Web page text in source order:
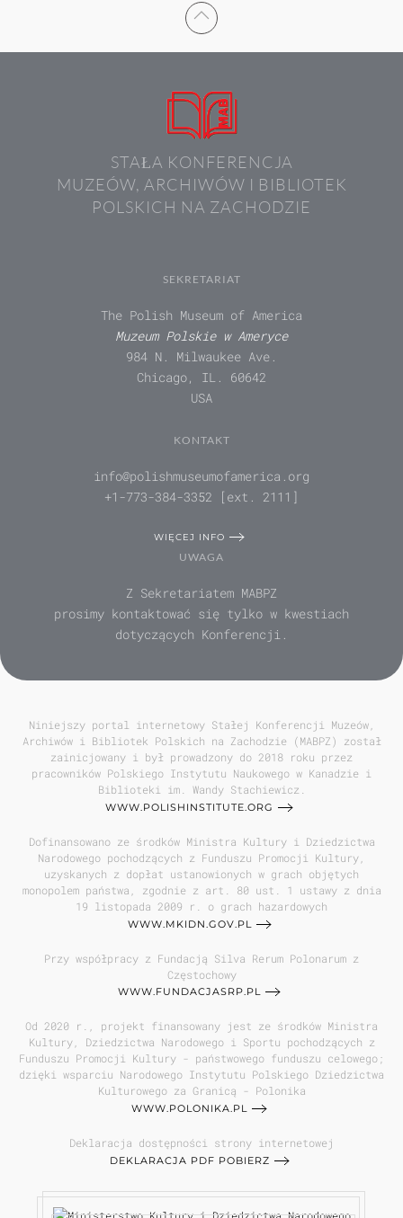
STAŁA KONFERENCJA
MUZEÓW, ARCHIWÓW I BIBLIOTEK
POLSKICH NA ZACHODZIE
SEKRETARIAT
The Polish Museum of America
Muzeum Polskie w Ameryce
984 N. Milwaukee Ave.
Chicago, IL. 60642
USA
KONTAKT
info@polishmuseumofamerica.org
+1-773-384-3352 [ext. 2111]
WIĘCEJ INFO
UWAGA
Z Sekretariatem MABPZ
prosimy kontaktować się tylko w kwestiach
dotyczących Konferencji.
Niniejszy portal internetowy Stałej Konferencji Muzeów,
Archiwów i Bibliotek Polskich na Zachodzie (MABPZ) został
zainicjowany i był prowadzony do 2018 roku przez
pracowników Polskiego Instytutu Naukowego w Kanadzie i
Biblioteki im. Wandy Stachiewicz.
WWW.POLISHINSTITUTE.ORG
Dofinansowano ze środków Ministra Kultury i Dziedzictwa
Narodowego pochodzących z Funduszu Promocji Kultury,
uzyskanych z dopłat ustanowionych w grach objętych
monopolem państwa, zgodnie z art. 80 ust. 1 ustawy z dnia
19 listopada 2009 r. o grach hazardowych
WWW.MKIDN.GOV.PL
Przy współpracy z Fundacją Silva Rerum Polonarum z
Częstochowy
WWW.FUNDACJASRP.PL
Od 2020 r., projekt finansowany jest ze środków Ministra
Kultury, Dziedzictwa Narodowego i Sportu pochodzących z
Funduszu Promocji Kultury - państwowego funduszu celowego;
dzięki wsparciu Narodowego Instytutu Polskiego Dziedzictwa
Kulturowego za Granicą - Polonika
WWW.POLONIKA.PL
Deklaracja dostępności strony internetowej
DEKLARACJA PDF POBIERZ